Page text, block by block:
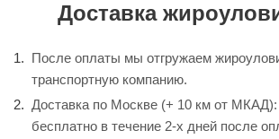
Доставка
После оплаты мы отгружаем
транспортную компанию.
Доставка по Москве (+ 10 км от
бесплатно в течение 2-х дней после